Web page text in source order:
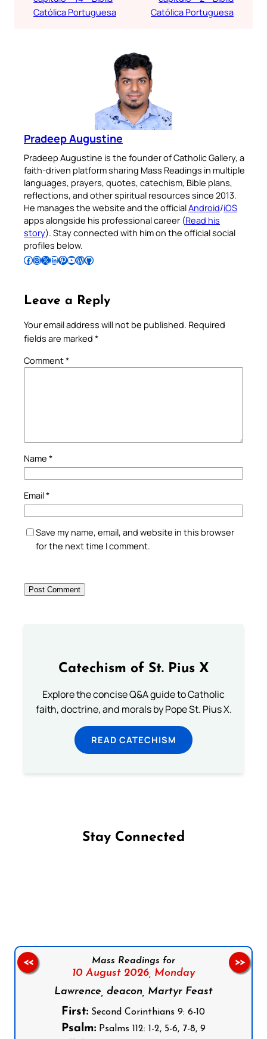
Católica Portuguesa
Católica Portuguesa
Pradeep Augustine
Pradeep Augustine is the founder of Catholic Gallery, a
faith-driven platform sharing Mass Readings in multiple
languages, prayers, quotes, catechism, Bible plans,
reflections, and other spiritual resources since 2013.
He manages the website and the officialAndroid/iOS
apps alongside his professional career (Read his
story). Stay connected with him on the official social
profiles below.
Follow Pradeep on Facebook Follow Pradeep on InstagramFollow Pradeep on X Follow Pradeep on LinkedIn Follow Pradeep on Pinterest Subscribe to Pradeep’s Youtube Channel Follow Pradeep on WordPress Follow Pradeep on GitHub
Leave a Reply
Your email address will not be published. Required
fields are marked *
Comment*
Name *
Email*
Save my name, email, and website in this browser
for the next time I comment.
Catechism of St. Pius X
Explore the concise Q&A guide to Catholic
faith, doctrine, and morals by Pope St. Pius X.
READ CATECHISM
Stay Connected
Mass Readings for
10 August 2026, Monday
Lawrence, deacon, Martyr Feast
First: Second Corinthians 9: 6-10
Psalm: Psalms 112: 1-2, 5-6, 7-8, 9
<< >>